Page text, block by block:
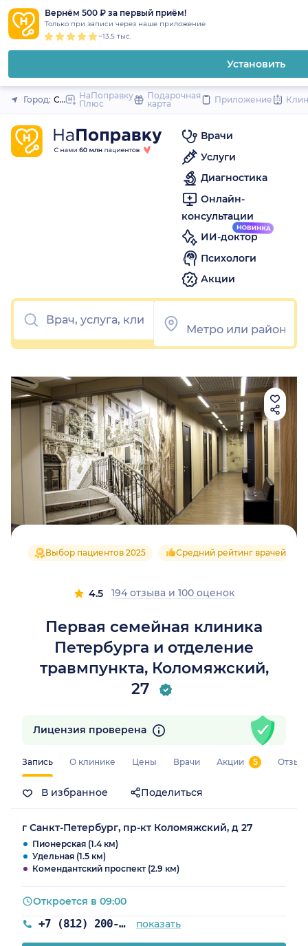
Вернём 500 ₽ за первый приём!
Только при записи через наше приложение
~13.5 тыс.
Установить
Закрыть
Город: Санкт-Петербург
НаПоправку
Плюс
Подарочная
карта
Приложение
Врачи
Услуги
Диагностика
Онлайн-
консультации
ИИ-доктор
Психологи
Акции
Первая семейная клиника
Петербурга и отделение
травмпункта, Коломяжский,
27
Выбор пациентов 2025 Средний рейтинг врачей 4.4
4.5 194 отзыва и 100 оценок
Запись О клинике Цены Врачи Акции 5
В избранное Поделиться
Лицензия проверена
г Санкт-Петербург, пр-кт Коломяжский, д 27
Пионерская (1.4 км)
Удельная (1.5 км)
Комендантский проспект (2.9 км)
+7 (812) 200-77-54 показать
Откроется в 09:00